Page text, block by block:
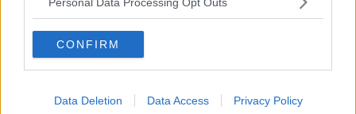
CONFIRM
Data Deletion Data Access Privacy Policy
​La depressione infantile di Roger Waters e la propaganda di
guerra"
​La disinformazione climatica veicolata dai media
Senza una Retta Visione l’Uomo è un automa
​La propaganda bellica nostrana vs l’hasbarà dei sionisti
​La cleptocrazia e lo studio sociologico della propaganda di